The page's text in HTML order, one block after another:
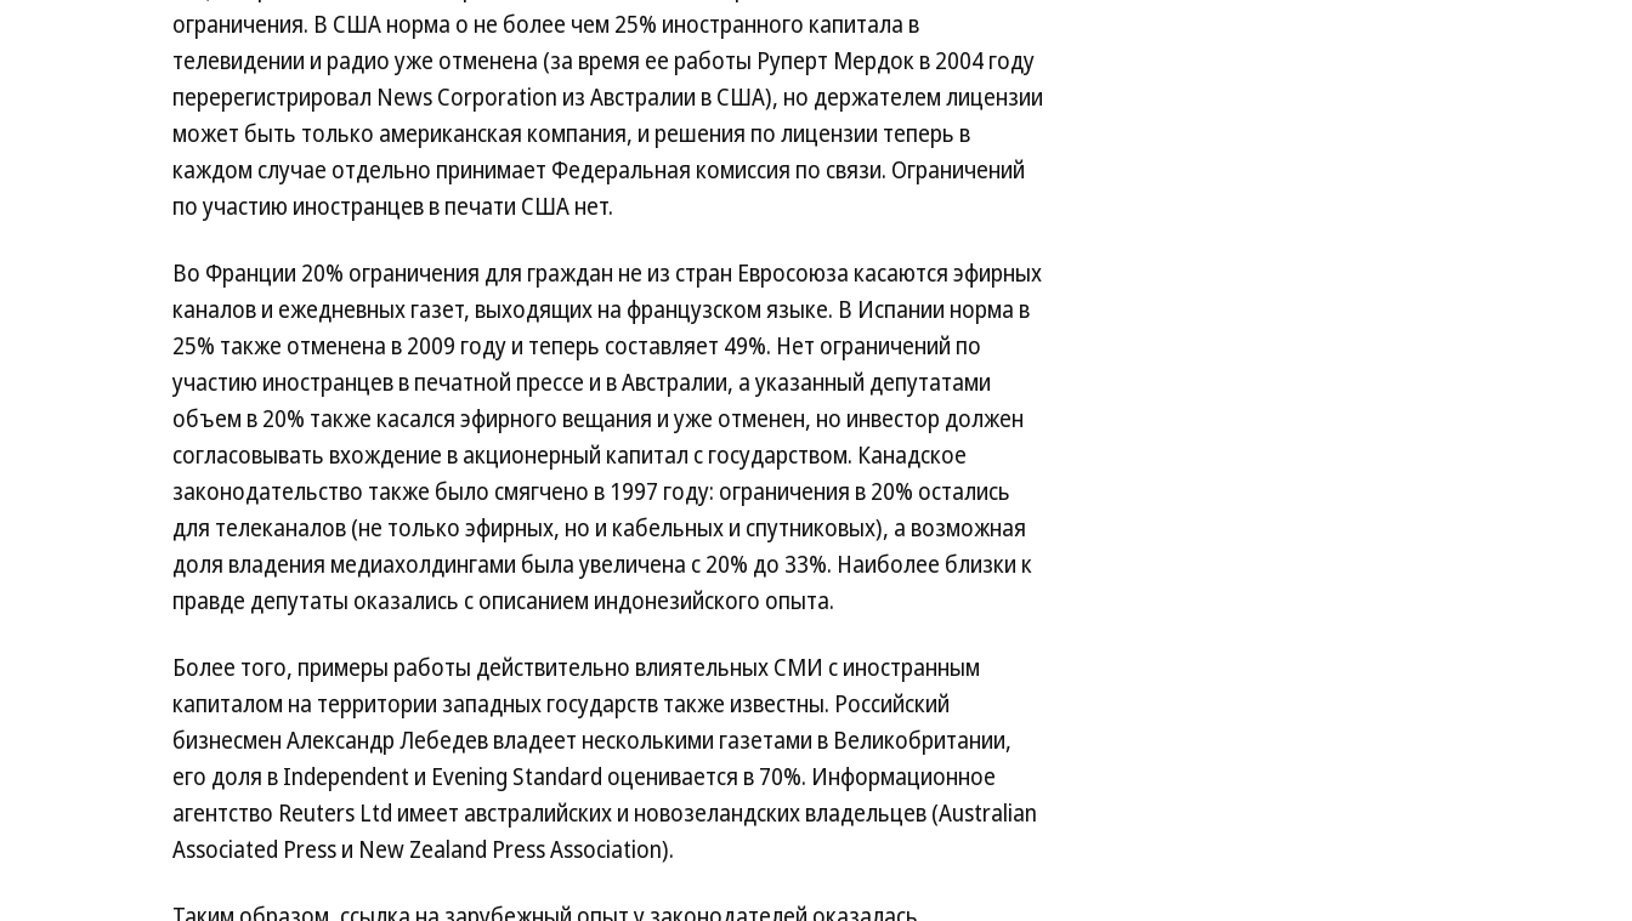
ограничения. В США норма о не более чем 25% иностранного капитала в
телевидении и радио уже отменена (за время ее работы Руперт Мердок в 2004 году
перерегистрировал News Corporation из Австралии в США), но держателем лицензии
может быть только американская компания, и решения по лицензии теперь в
каждом случае отдельно принимает Федеральная комиссия по связи. Ограничений
по участию иностранцев в печати США нет.
Во Франции 20% ограничения для граждан не из стран Евросоюза касаются эфирных
каналов и ежедневных газет, выходящих на французском языке. В Испании норма в
25% также отменена в 2009 году и теперь составляет 49%. Нет ограничений по
участию иностранцев в печатной прессе и в Австралии, а указанный депутатами
объем в 20% также касался эфирного вещания и уже отменен, но инвестор должен
согласовывать вхождение в акционерный капитал с государством. Канадское
законодательство также было смягчено в 1997 году: ограничения в 20% остались
для телеканалов (не только эфирных, но и кабельных и спутниковых), а возможная
доля владения медиахолдингами была увеличена с 20% до 33%. Наиболее близки к
правде депутаты оказались с описанием индонезийского опыта.
Более того, примеры работы действительно влиятельных СМИ с иностранным
капиталом на территории западных государств также известны. Российский
бизнесмен Александр Лебедев владеет несколькими газетами в Великобритании,
его доля в Independent и Evening Standard оценивается в 70%. Информационное
агентство Reuters Ltd имеет австралийских и новозеландских владельцев (Australian
Associated Press и New Zealand Press Association).